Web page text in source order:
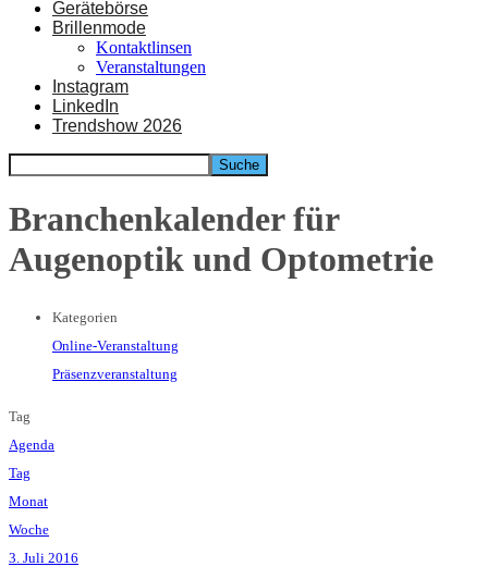
Gerätebörse
Brillenmode
Kontaktlinsen
Veranstaltungen
Instagram
LinkedIn
Trendshow 2026
Branchenkalender für
Augenoptik und Optometrie
Kategorien
Online-Veranstaltung
Präsenzveranstaltung
Tag
Agenda
Tag
Monat
Woche
3. Juli 2016